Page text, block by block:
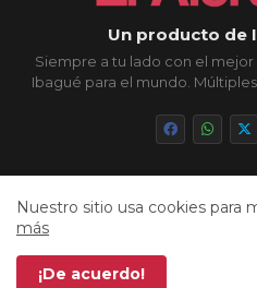
Un producto de
Siempre a tu lado con el
Ibagué para el mundo.
Todos los derechos
Inicio Sobre Nosotros
Nuestro sitio usa cookies para
más
¡De acuerdo!